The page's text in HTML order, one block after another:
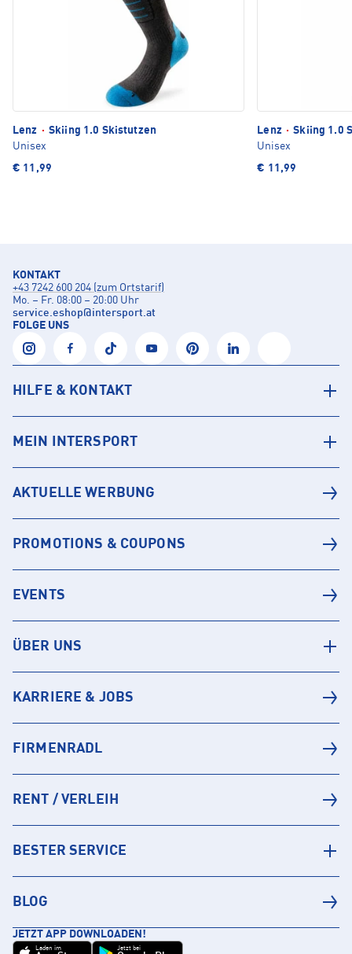
Lenz · Skiing 1.0 Skistutzen
Unisex
€ 11,99
Lenz · Skiing 1.0
Unisex
€ 11,99
KONTAKT
+43 7242 600 204 (zum Ortstarif)
Mo. – Fr. 08:00 – 20:00 Uhr
service.eshop@intersport.at
FOLGE UNS
HILFE & KONTAKT
MEIN INTERSPORT
AKTUELLE WERBUNG
PROMOTIONS & COUPONS
EVENTS
ÜBER UNS
KARRIERE & JOBS
FIRMENRADL
RENT / VERLEIH
BESTER SERVICE
BLOG
JETZT APP DOWNLOADEN!
Laden im Jetzt bei